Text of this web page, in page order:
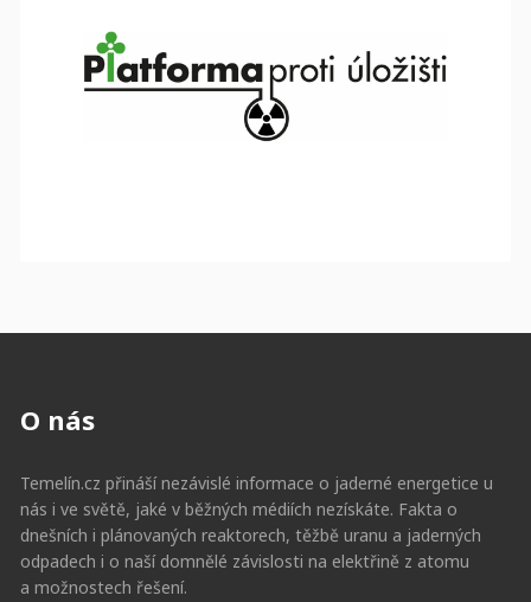
O nás
Temelín.cz přináší nezávislé informace o jaderné energetice u
nás i ve světě, jaké v běžných médiích nezískáte. Fakta o
dnešních i plánovaných reaktorech, těžbě uranu a jaderných
odpadech i o naší domnělé závislosti na elektřině z atomu
a možnostech řešení.